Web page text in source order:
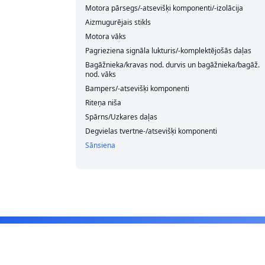
Motora pārsegs/-atsevišķi komponenti/-izolācija
Aizmugurējais stikls
Motora vāks
Pagrieziena signāla lukturis/-komplektējošās daļas
Bagāžnieka/kravas nod. durvis un bagāžnieka/bagāž.
nod. vāks
Bampers/-atsevišķi komponenti
Riteņa niša
Spārns/Uzkares daļas
Degvielas tvertne-/atsevišķi komponenti
Sānsiena